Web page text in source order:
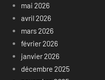
mai 2026
avril 2026
mars 2026
février 2026
janvier 2026
décembre 2025